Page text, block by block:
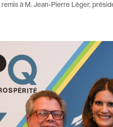
à M. Jean-Pierre Léger,